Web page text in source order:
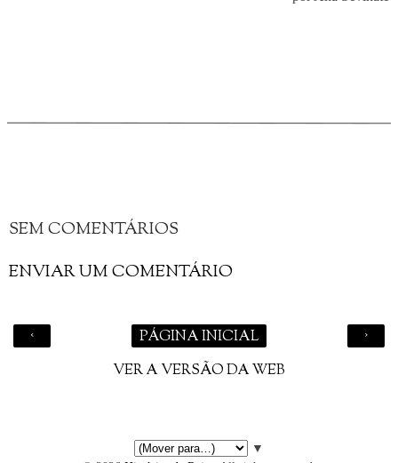
SEM COMENTÁRIOS
ENVIAR UM COMENTÁRIO
‹ ›
PÁGINA INICIAL
VER A VERSÃO DA WEB
▼